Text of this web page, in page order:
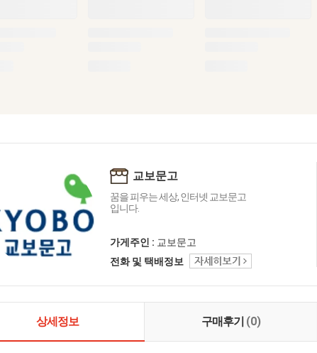
교보문고
꿈을 피우는 세상, 인터넷 교보문고
입니다.
가게주인 : 교보문고
전화 및 택배정보
상세정보 구매후기 (0)